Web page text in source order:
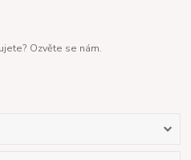
Ozvěte se nám.